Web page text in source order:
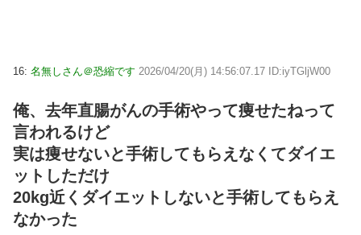
16: 名無しさん＠恐縮です 2026/04/20(月) 14:56:07.17 ID:iyTGljW00
俺、去年直腸がんの手術やって痩せたねって
言われるけど
実は痩せないと手術してもらえなくてダイエ
ットしただけ
20kg近くダイエットしないと手術してもらえ
なかった